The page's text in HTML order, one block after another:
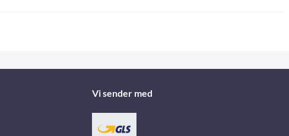
Vi sender med